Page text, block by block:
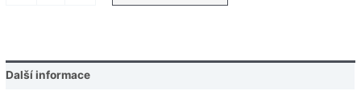
Další informace